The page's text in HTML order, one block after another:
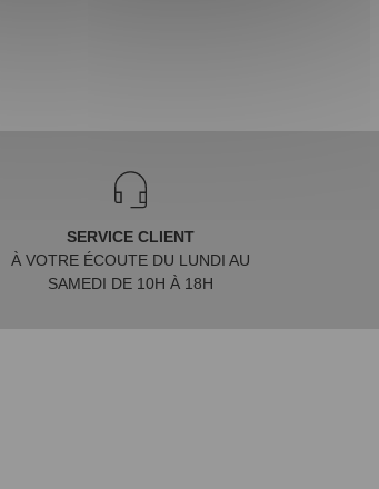
SERVICE CLIENT
À VOTRE ÉCOUTE DU LUNDI AU
SAMEDI DE 10H À 18H